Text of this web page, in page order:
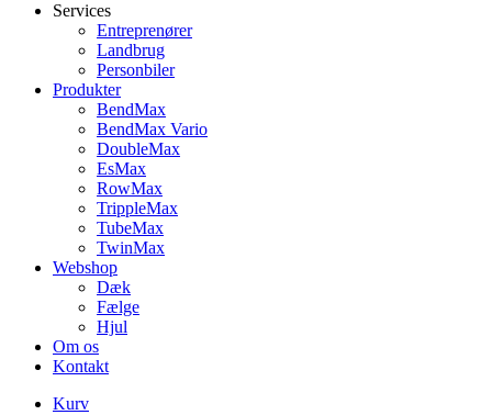
Services
Entreprenører
Landbrug
Personbiler
Produkter
BendMax
BendMax Vario
DoubleMax
EsMax
RowMax
TrippleMax
TubeMax
TwinMax
Webshop
Dæk
Fælge
Hjul
Om os
Kontakt
Kurv